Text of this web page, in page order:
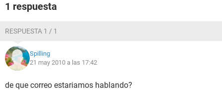
1 respuesta
RESPUESTA 1 / 1
Spilling
21 may 2010 a las 17:42
de que correo estariamos hablando?